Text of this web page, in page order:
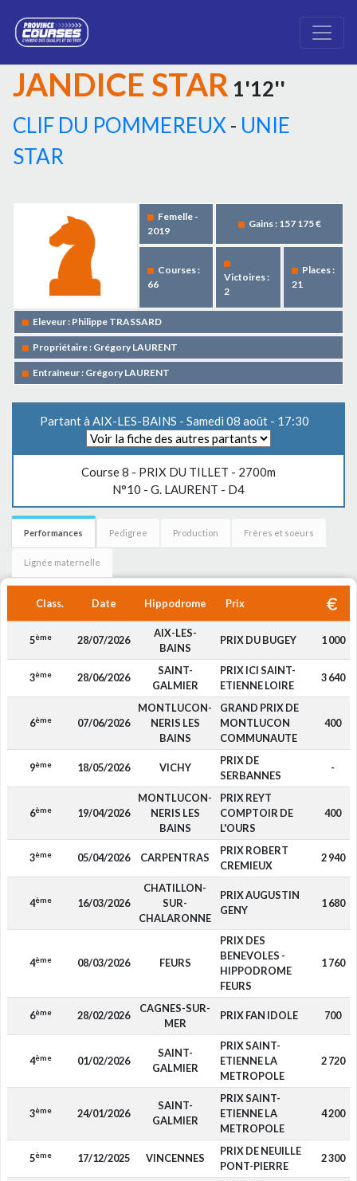
JANDICE STAR 1'12''
CLIF DU POMMEREUX - UNIE
STAR
Femelle -
2019
Gains : 157 175 €
Courses :
66
Victoires :
2
Places :
21
Eleveur : Philippe TRASSARD
Propriétaire : Grégory LAURENT
Entraîneur : Grégory LAURENT
Partant à AIX-LES-BAINS - Samedi 08 août - 17:30
Course 8 - PRIX DU TILLET - 2700m
N°10 - G. LAURENT - D4
Performances Pedigree Production Frères et soeurs
Lignée maternelle
Class. Date Hippodrome Prix
5ème 28/07/2026
AIX-LES-
BAINS
PRIX DU BUGEY 1 000
3ème 28/06/2026
SAINT-
GALMIER
PRIX ICI SAINT-
ETIENNE LOIRE
3 640
6ème 07/06/2026
MONTLUCON-
NERIS LES
BAINS
GRAND PRIX DE
MONTLUCON
COMMUNAUTE
400
9ème 18/05/2026 VICHY
PRIX DE
SERBANNES
-
6ème 19/04/2026
MONTLUCON-
NERIS LES
BAINS
PRIX REYT
COMPTOIR DE
L'OURS
400
3ème 05/04/2026 CARPENTRAS
PRIX ROBERT
CREMIEUX
2 940
4ème 16/03/2026
CHATILLON-
SUR-
CHALARONNE
PRIX AUGUSTIN
GENY
1 680
4ème 08/03/2026 FEURS
PRIX DES
BENEVOLES -
HIPPODROME
FEURS
1 760
6ème 28/02/2026
CAGNES-SUR-
MER
PRIX FAN IDOLE 700
4ème 01/02/2026
SAINT-
GALMIER
PRIX SAINT-
ETIENNE LA
METROPOLE
2 720
3ème 24/01/2026
SAINT-
GALMIER
PRIX SAINT-
ETIENNE LA
METROPOLE
4 200
5ème 17/12/2025 VINCENNES
PRIX DE NEUILLE
PONT-PIERRE
2 300